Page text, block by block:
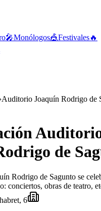
🎤Monólogos🎪Festivales🔥
›Auditorio Joaquín Rodrigo de
de
Rodrigo de Sagunto se
conciertos, obras de teatro,
6